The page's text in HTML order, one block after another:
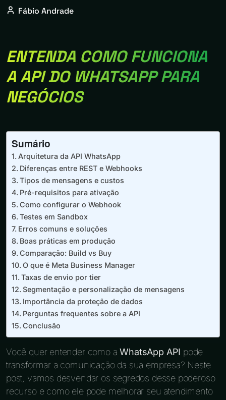
Fábio Andrade
ENTENDA COMO FUNCIONA
A API DO WHATSAPP PARA
NEGÓCIOS
Sumário
Arquitetura da API WhatsApp
Diferenças entre REST e Webhooks
Tipos de mensagens e custos
Pré-requisitos para ativação
Como configurar o Webhook
Testes em Sandbox
Erros comuns e soluções
Boas práticas em produção
Comparação: Build vs Buy
O que é Meta Business Manager
Taxas de envio por tier
Segmentação e personalização de mensagens
Importância da proteção de dados
Perguntas frequentes sobre a API
Conclusão
Você quer entender como aWhatsApp API pode
transformar a comunicação da sua empresa? Neste
post, vamos desvendar os segredos desse poderoso
recurso e como ele pode melhorar seu atendimento